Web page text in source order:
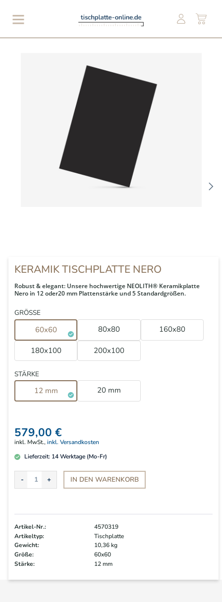
KERAMIK TISCHPLATTE NERO
Robust & elegant: Unsere hochwertige NEOLITH® Keramikplatte
Nero in 12 oder20 mm Plattenstärke und 5 Standardgrößen.
GRÖSSE
60x60 80x80 160x80
180x100 200x100
STÄRKE
12 mm 20 mm
579,00 €
inkl. MwSt.,inkl. Versandkosten
Lieferzeit: 14Werktage (Mo-Fr)
IN DEN WARENKORB
Artikel-Nr.:
4570319
Artikeltyp:
Tischplatte
Gewicht:
10,36 kg
Größe:
60x60
Stärke:
12 mm